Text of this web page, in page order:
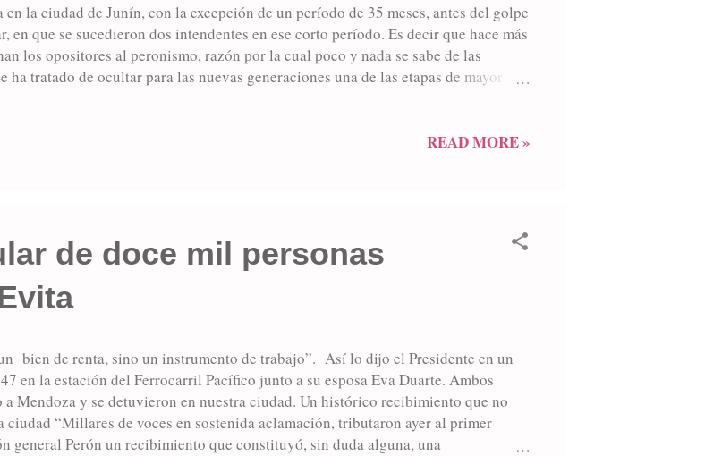
la ciudad de Junín, con la excepción de un período de 35 meses, antes del golpe
en que se sucedieron dos intendentes en ese corto período. Es decir que hace más
los opositores al peronismo, razón por la cual poco y nada se sabe de las
ha tratado de ocultar para las nuevas generaciones una de las etapas de mayor
fuerte impronta obrera y popular. Blasi, que venía del sector más combativo del
READ MORE »
de doce mil personas
bien de renta, sino un instrumento de trabajo”. Así lo dijo el Presidente en un
en la estación del Ferrocarril Pacífico junto a su esposa Eva Duarte. Ambos
a Mendoza y se detuvieron en nuestra ciudad. Un histórico recibimiento que no
ciudad “Millares de voces en sostenida aclamación, tributaron ayer al primer
general Perón un recibimiento que constituyó, sin duda alguna, una